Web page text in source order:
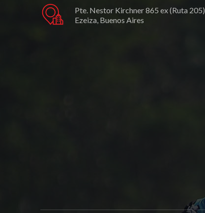
Pte. Nestor Kirchner 865 ex (Ruta 205)
Ezeiza, Buenos Aires